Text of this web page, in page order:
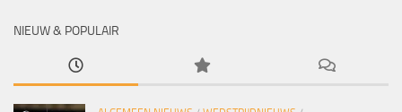
NIEUW & POPULAIR